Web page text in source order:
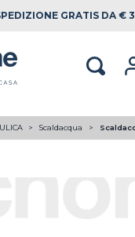
GRATIS DA €
Scaldacqua